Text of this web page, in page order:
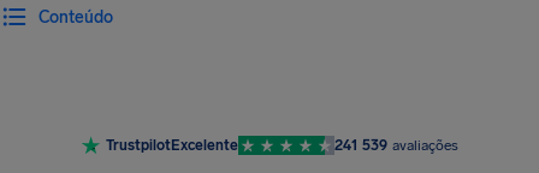
Conteúdo
TrustpilotExcelente 241 539 avaliações